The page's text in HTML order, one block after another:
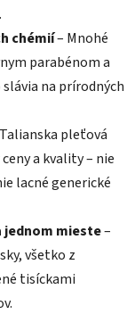
chémií– Mnohé
parabénom a
na prírodných
pleťová
a kvality – nie
lacné generické
jednom mieste–
všetko z
tisíckami